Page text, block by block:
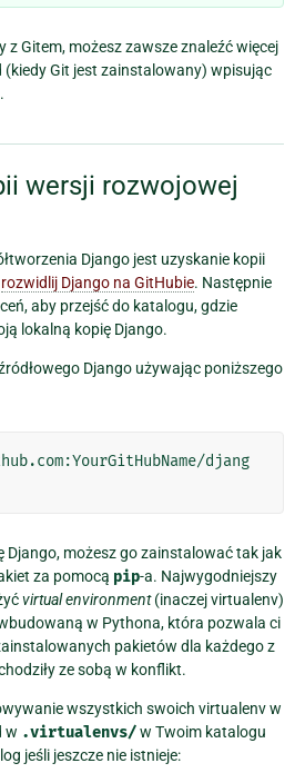
z Gitem, możesz zawsze znaleźć więcej
Git jest zainstalowany) wpisując
wersji rozwojowej
Django jest uzyskanie kopii
rozwidlij Django na GitHubie. Następnie
aby przejść do katalogu, gdzie
lokalną kopię Django.
Django używając poniższego
djang
Django, możesz go zainstalować tak jak
za pomocą pip-a. Najwygodniejszy
virtual environment(inaczej virtualenv)
w Pythona, która pozwala ci
pakietów dla każdego z
ze sobą w konflikt.
wszystkich swoich virtualenv w
w .virtualenvs/w Twoim katalogu
jeśli jeszcze nie istnieje: